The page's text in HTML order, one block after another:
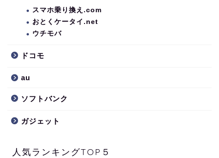
スマホ乗り換え.com
おとくケータイ.net
ウチモバ
ドコモ
au
ソフトバンク
ガジェット
人気ランキングTOP５